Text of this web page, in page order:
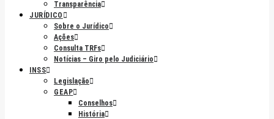
Transparência
JURÍDICO
Sobre o Jurídico
Ações
Consulta TRFs
Notícias – Giro pelo Judiciário
INSS
Legislação
GEAP
Conselhos
História